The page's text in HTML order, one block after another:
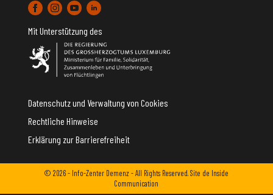
Mit Unterstützung des
Datenschutz und Verwaltung von Cookies
Rechtliche Hinweise
Erklärung zur Barrierefreiheit
© 2026 - Info-Zenter Demenz - All Rights Reserved. Site de Inside
Communication